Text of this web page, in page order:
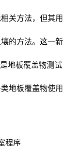
关方法，但其用
的方法。这一新
地板覆盖物测试
地板覆盖物使用
程序